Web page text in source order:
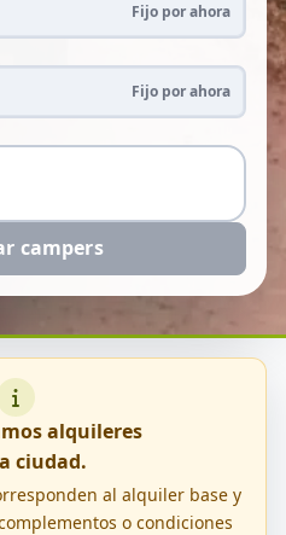
Fijo por ahora
Fijo por ahora
campers
alquileres
ciudad.
al alquiler base y
o condiciones